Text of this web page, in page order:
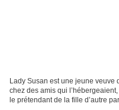
Lady Susan est une jeune veuve
chez des amis qui
le prétendant de la fille d’autre